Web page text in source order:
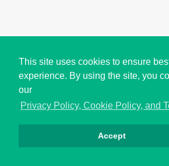
This site uses cookies to ensure
experience. By using the site, you
our
Privacy Policy, Cookie Policy, and
Accept
Copyright © i2Symbol 2011-2026,
Privacy Cookies Terms